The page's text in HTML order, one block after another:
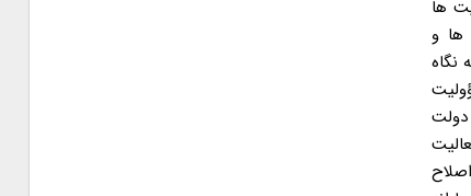
ها
ها و
نگاه
دولت